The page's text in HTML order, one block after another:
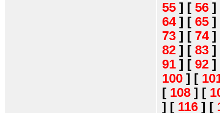
55 ] [ 56 ]
64] [ 65 ]
73 ] [ 74]
82 ] [ 83 ]
91 ] [ 92 ]
100 ] [
[ 108 ] [
] [ 116 ] [